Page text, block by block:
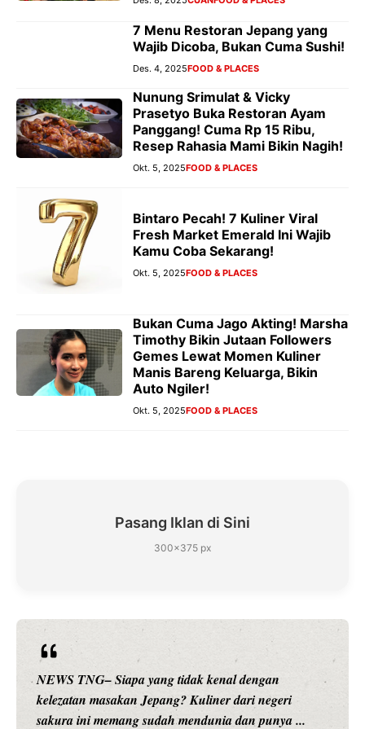
7 Menu Restoran Jepang yang
Wajib Dicoba, Bukan Cuma Sushi!
Des. 4, 2025FOOD & PLACES
Nunung Srimulat & Vicky
Prasetyo Buka Restoran Ayam
Panggang! Cuma Rp 15 Ribu,
Resep Rahasia Mami Bikin Nagih!
Okt. 5, 2025FOOD & PLACES
Bintaro Pecah! 7 Kuliner Viral
Fresh Market Emerald Ini Wajib
Kamu Coba Sekarang!
Okt. 5, 2025FOOD & PLACES
Bukan Cuma Jago Akting! Marsha
Timothy Bikin Jutaan Followers
Gemes Lewat Momen Kuliner
Manis Bareng Keluarga, Bikin
Auto Ngiler!
Okt. 5, 2025FOOD & PLACES
Pasang Iklan di Sini
300×375 px
NEWS TNG– Siapa sangka, dua nama besar di dunia
hiburan, Nunung Srimulat dan Vicky Prasetyo, kini
merambah dunia kuliner dengan ...